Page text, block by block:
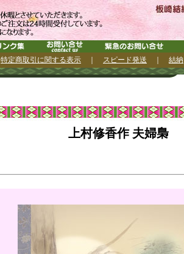
特定商取引に関する表示 スピード発送 結納
上村修香作 夫婦梟